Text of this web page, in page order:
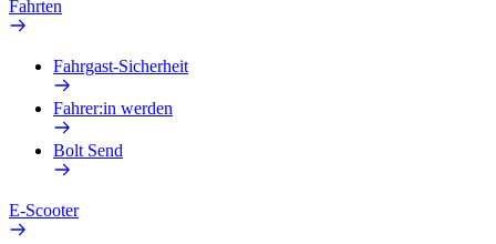
Fahrten
Fahrgast-Sicherheit
Fahrer:in werden
Bolt Send
E-Scooter